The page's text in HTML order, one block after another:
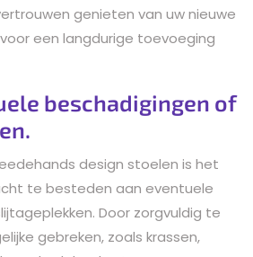
genieten van uw nieuwe
een langdurige toevoeging
beschadigingen of
design stoelen is het
te besteden aan eventuele
Door zorgvuldig te
gebreken, zoals krassen,